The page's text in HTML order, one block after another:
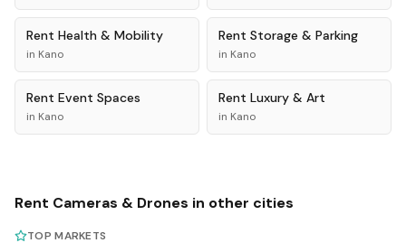
Rent Health & Mobility
in Kano
Rent Storage & Parking
in Kano
Rent Event Spaces
in Kano
Rent Luxury & Art
in Kano
Rent Cameras & Drones in other cities
TOP MARKETS